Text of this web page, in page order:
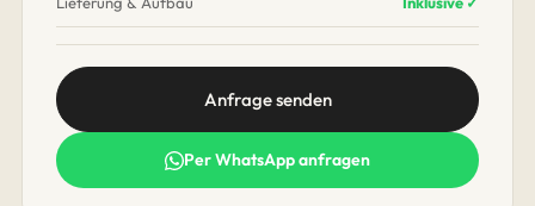
Anfrage senden
Per WhatsApp anfragen